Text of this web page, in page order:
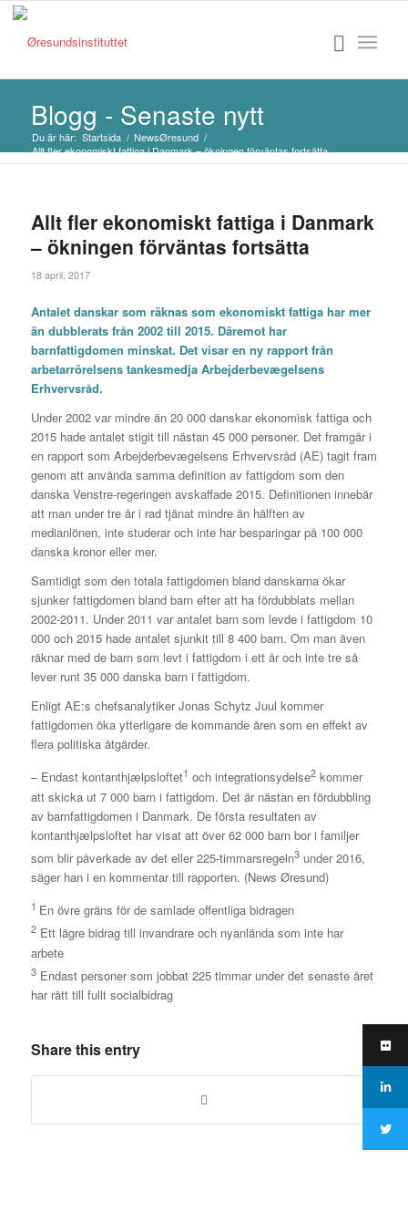
Blogg - Senaste nytt
Du är här: Startsida / NewsØresund /
Allt fler ekonomiskt fattiga i Danmark – ökningen förväntas fortsätta...
Allt fler ekonomiskt fattiga i Danmark
– ökningen förväntas fortsätta
18 april, 2017
Antalet danskar som räknas som ekonomiskt fattiga har mer
än dubblerats från 2002 till 2015. Däremot har
barnfattigdomen minskat. Det visar en ny rapport från
arbetarrörelsens tankesmedja Arbejderbevægelsens
Erhvervsråd.
Under 2002 var mindre än 20 000 danskar ekonomisk fattiga och
2015 hade antalet stigit till nästan 45 000 personer. Det framgår i
en rapport som Arbejderbevægelsens Erhvervsråd (AE) tagit fram
genom att använda samma definition av fattigdom som den
danska Venstre-regeringen avskaffade 2015. Definitionen innebär
att man under tre år i rad tjänat mindre än hälften av
medianlönen, inte studerar och inte har besparingar på 100 000
danska kronor eller mer.
Samtidigt som den totala fattigdomen bland danskarna ökar
sjunker fattigdomen bland barn efter att ha fördubblats mellan
2002-2011. Under 2011 var antalet barn som levde i fattigdom 10
000 och 2015 hade antalet sjunkit till 8 400 barn. Om man även
räknar med de barn som levt i fattigdom i ett år och inte tre så
lever runt 35 000 danska barn i fattigdom.
Enligt AE:s chefsanalytiker Jonas Schytz Juul kommer
fattigdomen öka ytterligare de kommande åren som en effekt av
flera politiska åtgärder.
– Endast kontanthjælpsloftet1 och integrationsydelse2kommer
att skicka ut 7 000 barn i fattigdom. Det är nästan en fördubbling
av barnfattigdomen i Danmark. De första resultaten av
kontanthjælpsloftet har visat att över 62 000 barn bor i familjer
som blir påverkade av det eller 225-timmarsregeln3under 2016,
säger han i en kommentar till rapporten. (News Øresund)
1 En övre gräns för de samlade offentliga bidragen
2Ett lägre bidrag till invandrare och nyanlända som inte har
arbete
3Endast personer som jobbat 225 timmar under det senaste året
har rätt till fullt socialbidrag
Share this entry